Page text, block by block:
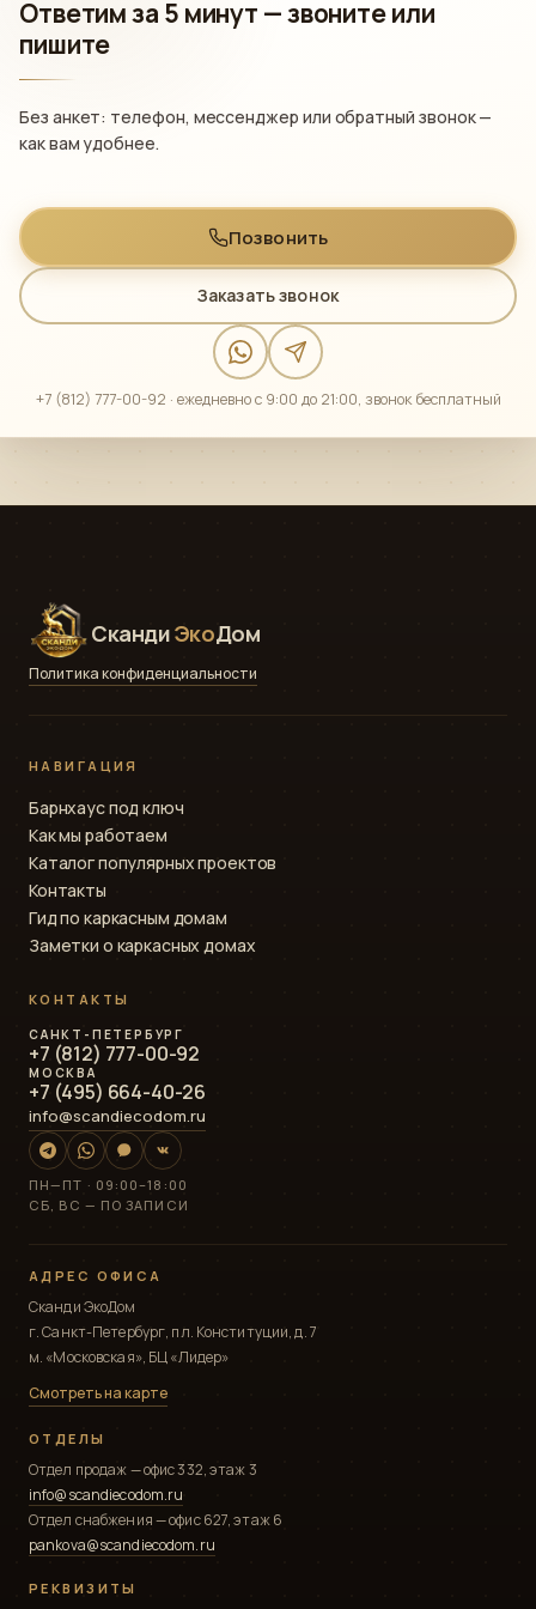
Ответим за 5 минут —звоните или
пишите
Без анкет: телефон, мессенджер или обратный звонок —
как вам удобнее.
Позвонить
Заказать звонок
+7 (812) 777-00-92 · ежедневно с 9:00 до 21:00, звонок бесплатный
СкандиЭкоДом
Политика конфиденциальности
НАВИГАЦИЯ
Барнхаус под ключ
Как мы работаем
Каталог популярных проектов
Контакты
Гид по каркасным домам
Заметки о каркасных домах
КОНТАКТЫ
САНКТ-ПЕТЕРБУРГ
+7 (812) 777-00-92
МОСКВА
+7 (495) 664-40-26
info@scandiecodom.ru
ПН—ПТ · 09:00–18:00
СБ, ВС — ПО ЗАПИСИ
АДРЕС ОФИСА
Сканди ЭкоДом
г. Санкт-Петербург, пл. Конституции, д. 7
м. «Московская», БЦ «Лидер»
Смотреть на карте
ОТДЕЛЫ
Отдел продаж — офис 332, этаж 3
info@scandiecodom.ru
Отдел снабжения — офис 627, этаж 6
pankova@scandiecodom.ru
РЕКВИЗИТЫ